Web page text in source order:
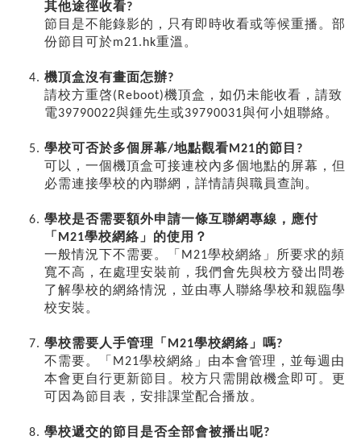
其他途徑收看?
節目是不能錄影的，只有即時收看或等候重播。部
份節目可於m21.hk重溫。
機頂盒沒有畫面怎辦?
請校方重啓(Reboot)機頂盒，如仍未能收看，請致
電39790022與鍾先生或39790031與何小姐聯絡。
學校可否於多個屏幕/地點觀看M21的節目?
可以，一個機頂盒可接連校內多個地點的屏幕，但
必需連接學校的內聯網，詳情請與職員查詢。
學校是否需要額外申請一條互聯網專線，應付
「M21學校網絡」的使用？
一般情況下不需要。「M21學校網絡」所要求的頻
寬不高，在處理安裝前，我們會先與校方發出問卷
了解學校的網絡情況，並由專人聯絡學校和親臨學
校安裝。
學校需要人手管理「M21學校網絡」嗎?
不需要。「M21學校網絡」由本會管理，並每週由
本會更自行更新節目。校方只需開啟機盒即可。更
可因為節目表，安排課堂配合播放。
學校遞交的節目是否全部會被播出呢?